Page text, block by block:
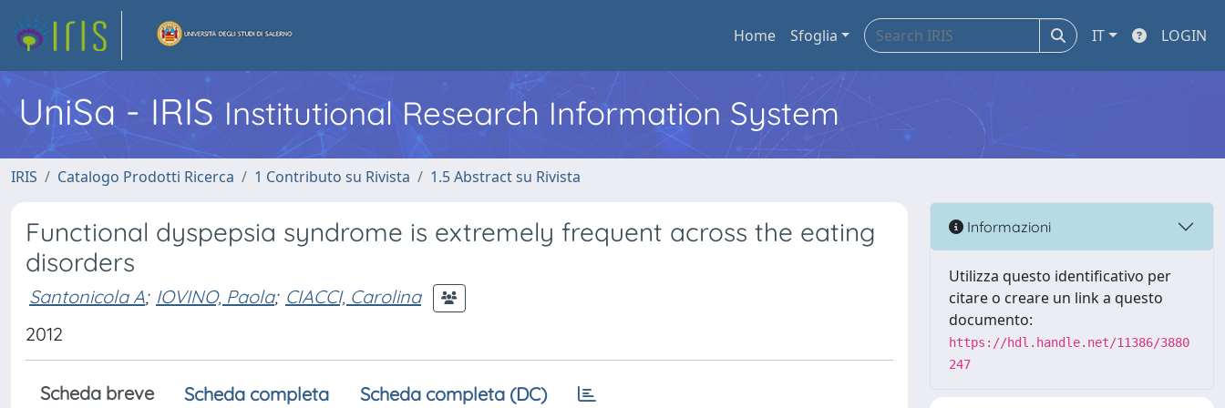
Home Sfoglia IT LOGIN
UniSa - IRIS Institutional Research Information System
IRIS Catalogo Prodotti Ricerca 1 Contributo su Rivista 1.5 Abstract su Rivista
Functional dyspepsia syndrome is extremely frequent across the eating
disorders
Santonicola A; IOVINO, Paola; CIACCI, Carolina
2012
Scheda breve Scheda completa Scheda completa (DC)
Informazioni
Utilizza questo identificativo per
citare o creare un link a questo
documento:
https://hdl.handle.net/11386/3880
247